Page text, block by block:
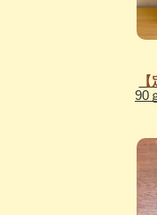
90